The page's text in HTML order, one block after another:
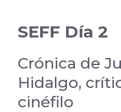
SEFF Día 2
Crónica de
Hidalgo,
cinéfilo